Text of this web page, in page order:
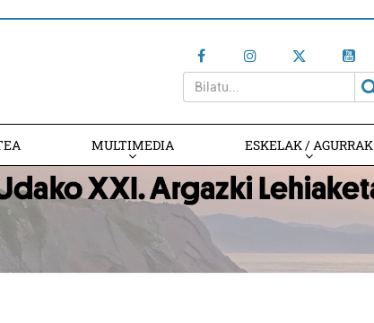
MULTIMEDIA ESKELAK / AGURRAK